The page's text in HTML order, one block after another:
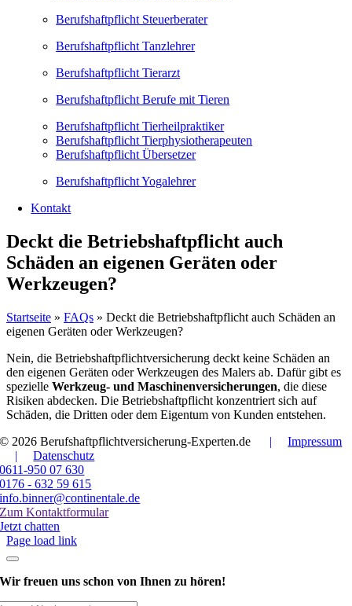
Berufshaftpflicht Steuerberater
Berufshaftpflicht Tanzlehrer
Berufshaftpflicht Tierarzt
Berufshaftpflicht Berufe mit Tieren
Berufshaftpflicht Tierheilpraktiker
Berufshaftpflicht Tierphysiotherapeuten
Berufshaftpflicht Übersetzer
Berufshaftpflicht Yogalehrer
Kontakt
Deckt die Betriebshaftpflicht auch
Schäden an eigenen Geräten oder
Werkzeugen?
Startseite » FAQs » Deckt die Betriebshaftpflicht auch Schäden an
eigenen Geräten oder Werkzeugen?
Nein, die Betriebshaftpflichtversicherung deckt keine Schäden an
den eigenen Geräten oder Werkzeugen des Malers ab. Dafür gibt es
spezielle Werkzeug- und Maschinenversicherungen, die diese
Risiken abdecken. Die Betriebshaftpflicht konzentriert sich auf
Schäden, die Dritten oder dem Eigentum von Kunden entstehen.
© 2026 Berufshaftpflichtversicherung-Experten.de
|
Impressum
|
Datenschutz
0611-950 07 630
0176 - 632 59 615
info.binner@continentale.de
Zum Kontaktformular
Jetzt chatten
Page load link
Wir freuen uns schonvon Ihnen zu hören!